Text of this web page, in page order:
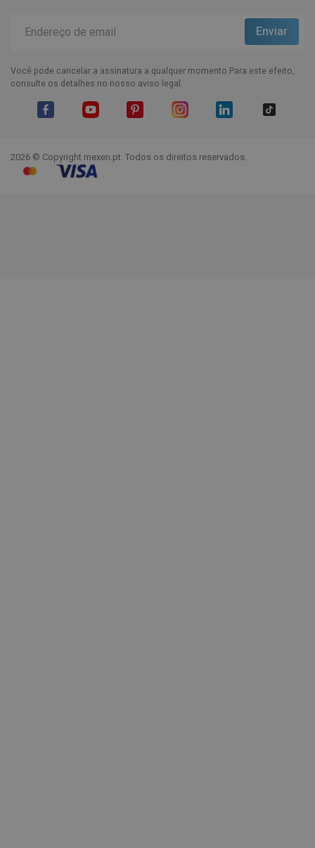
Você pode cancelar a assinatura a qualquer momento.Para este efeito,
consulte os detalhes no nosso aviso legal.
2026 © Copyright mexen.pt. Todos os direitos reservados.